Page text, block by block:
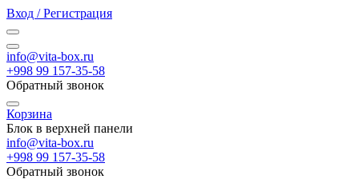
Вход / Регистрация
info@vita-box.ru
+998 99 157-35-58
Обратный звонок
Корзина
Блок в верхней панели
info@vita-box.ru
+998 99 157-35-58
Обратный звонок